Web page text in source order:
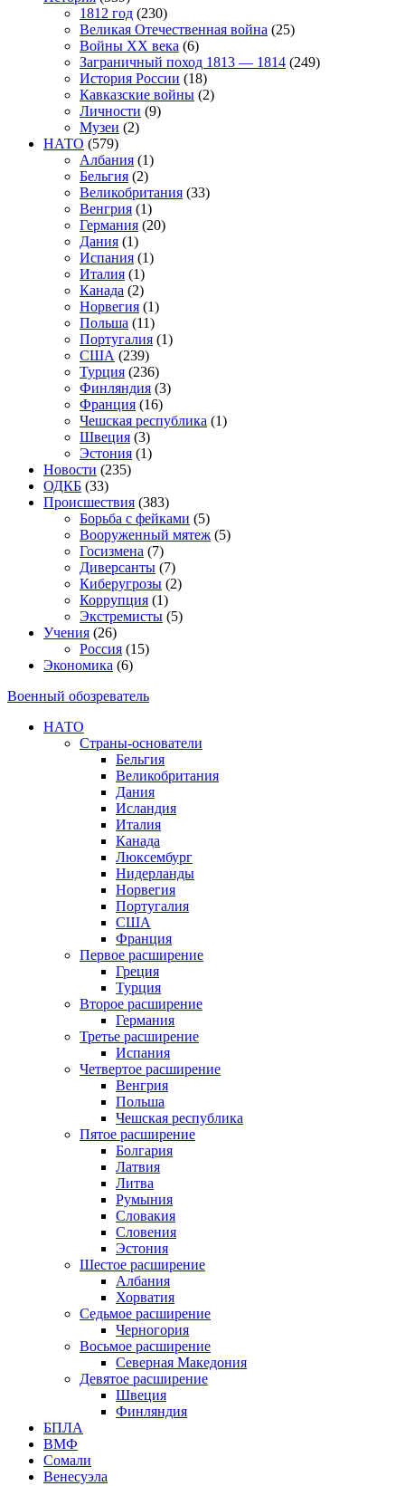
1812 год (230)
Великая Отечественная война (25)
Войны XX века (6)
Заграничный поход 1813 — 1814 (249)
История России (18)
Кавказские войны (2)
Личности (9)
Музеи (2)
НАТО (579)
Албания (1)
Бельгия (2)
Великобритания (33)
Венгрия (1)
Германия (20)
Дания (1)
Испания (1)
Италия (1)
Канада (2)
Норвегия (1)
Польша (11)
Португалия (1)
США (239)
Турция (236)
Финляндия (3)
Франция (16)
Чешская республика (1)
Швеция (3)
Эстония (1)
Новости (235)
ОДКБ (33)
Происшествия (383)
Борьба с фейками (5)
Вооруженный мятеж (5)
Госизмена (7)
Диверсанты (7)
Киберугрозы (2)
Коррупция (1)
Экстремисты (5)
Учения (26)
Россия (15)
Экономика (6)
Военный обозреватель
НАТО
Страны-основатели
Бельгия
Великобритания
Дания
Исландия
Италия
Канада
Люксембург
Нидерланды
Норвегия
Португалия
США
Франция
Первое расширение
Греция
Турция
Второе расширение
Германия
Третье расширение
Испания
Четвертое расширение
Венгрия
Польша
Чешская республика
Пятое расширение
Болгария
Латвия
Литва
Румыния
Словакия
Словения
Эстония
Шестое расширение
Албания
Хорватия
Седьмое расширение
Черногория
Восьмое расширение
Северная Македония
Девятое расширение
Швеция
Финляндия
БПЛА
ВМФ
Сомали
Венесуэла